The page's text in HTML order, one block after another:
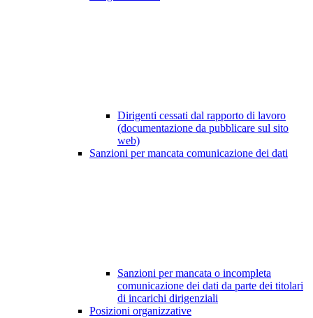
Dirigenti cessati dal rapporto di lavoro
(documentazione da pubblicare sul sito
web)
Sanzioni per mancata comunicazione dei dati
Sanzioni per mancata o incompleta
comunicazione dei dati da parte dei titolari
di incarichi dirigenziali
Posizioni organizzative